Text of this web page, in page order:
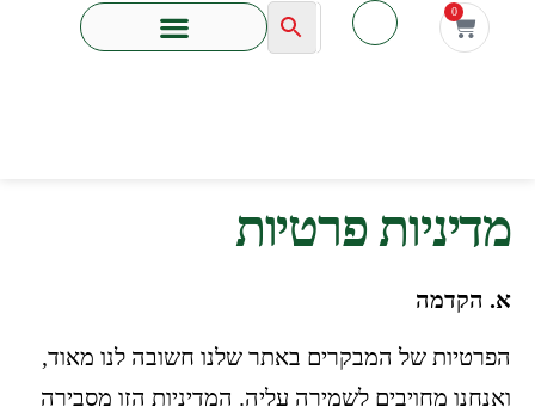
0
מדיניות פרטיות
א. הקדמה
הפרטיות של המבקרים באתר שלנו חשובה לנו מאוד,
ואנחנו מחויבים לשמירה עליה. המדיניות הזו מסבירה